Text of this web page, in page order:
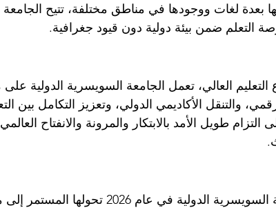
بعدة لغات ووجودها في مناطق مختلفة، تتيح الجامعة
التعلم ضمن بيئة دولية دون قيود جغرافية.
العالي، تعمل الجامعة السويسرية الدولية على
والتنقل الأكاديمي الدولي، وتعزيز التكامل بين
طويل الأمد بالابتكار والمرونة والانفتاح
تعكس إنجازات الجامعة السويسرية الدولية